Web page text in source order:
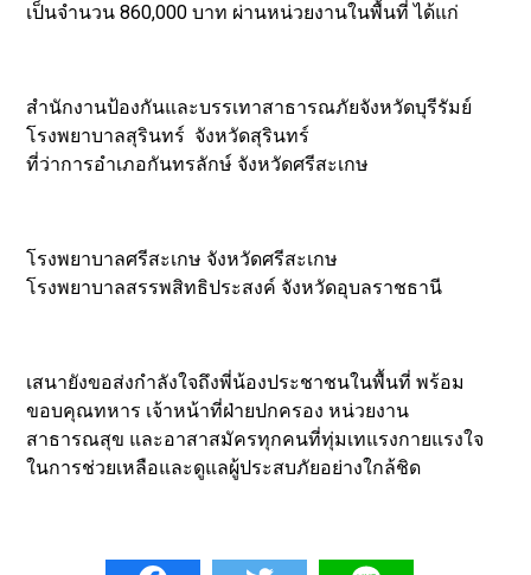
เป็นจำนวน 860,000 บาท ผ่านหน่วยงานในพื้นที่ ได้แก่
สำนักงานป้องกันและบรรเทาสาธารณภัยจังหวัดบุรีรัมย์
โรงพยาบาลสุรินทร์ จังหวัดสุรินทร์
ที่ว่าการอำเภอกันทรลักษ์ จังหวัดศรีสะเกษ
โรงพยาบาลศรีสะเกษ จังหวัดศรีสะเกษ
โรงพยาบาลสรรพสิทธิประสงค์ จังหวัดอุบลราชธานี
เสนายังขอส่งกำลังใจถึงพี่น้องประชาชนในพื้นที่ พร้อม
ขอบคุณทหาร เจ้าหน้าที่ฝ่ายปกครอง หน่วยงาน
สาธารณสุข และอาสาสมัครทุกคนที่ทุ่มเทแรงกายแรงใจ
ในการช่วยเหลือและดูแลผู้ประสบภัยอย่างใกล้ชิด